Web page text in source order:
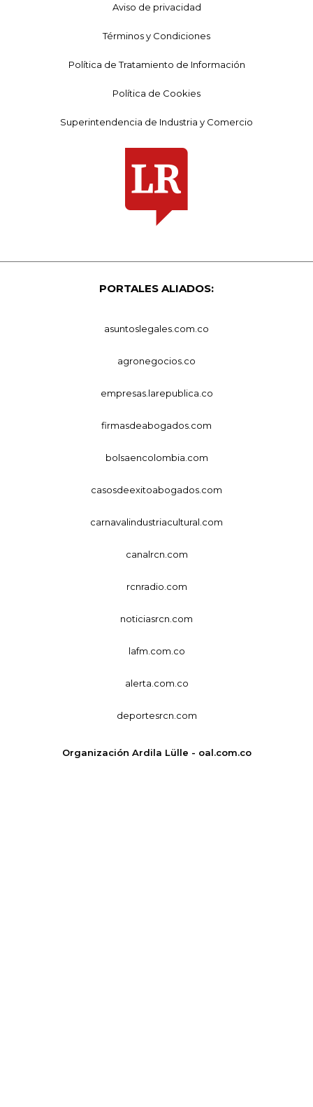
Aviso de privacidad
Términos y Condiciones
Política de Tratamiento de Información
Política de Cookies
Superintendencia de Industria y Comercio
PORTALES ALIADOS:
asuntoslegales.com.co
agronegocios.co
empresas.larepublica.co
firmasdeabogados.com
bolsaencolombia.com
casosdeexitoabogados.com
carnavalindustriacultural.com
canalrcn.com
rcnradio.com
noticiasrcn.com
lafm.com.co
alerta.com.co
deportesrcn.com
Organización Ardila Lülle - oal.com.co